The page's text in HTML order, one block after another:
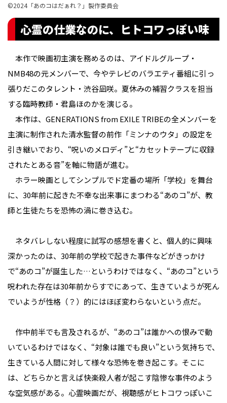
©︎2024「あのコはだぁれ？」製作委員会
心霊の仕業なのに、ヒトコワっぽい味
本作で映画初主演を務めるのは、アイドルグループ・
NMB48の元メンバーで、今やテレビのバラエティ番組に引っ
張りだこのタレント・渋谷凪咲。夏休みの補習クラスを担当
する臨時教師・君島ほのかを演じる。
本作は、GENERATIONS from EXILE TRIBEの全メンバーを
主演に制作された清水監督の前作「ミンナのウタ」の設定を
引き継いでおり、“呪いのメロディ”と“カセットテープに収録
されたとある音”を軸に物語が進む。
ホラー映画としてシンプルでド定番の場所「学校」を舞台
に、30年前に起きた不幸な出来事にまつわる“あのコ”が、教
師と生徒たちを恐怖の渦に巻き込む。
ネタバレしない程度に試写の感想を書くと、個人的に興味
深かったのは、30年前の学校で起きた事件などがきっかけ
で“あのコ”が誕生した…というわけではなく、“あのコ”という
呪われた存在は30年前からすでにあって、生きていようが死ん
でいようが性格（？）的にはほぼ変わらないという点だ。
作中前半でも言及されるが、“あのコ”は誰かへの恨みで動
いているわけではなく、“対象は誰でも良い”という気持ちで、
生きている人間に対して様々な恐怖を巻き起こす。そこに
は、どちらかと言えば快楽殺人者が起こす陰惨な事件のよう
な空気感がある。心霊映画だが、視聴感がヒトコワっぽいこ